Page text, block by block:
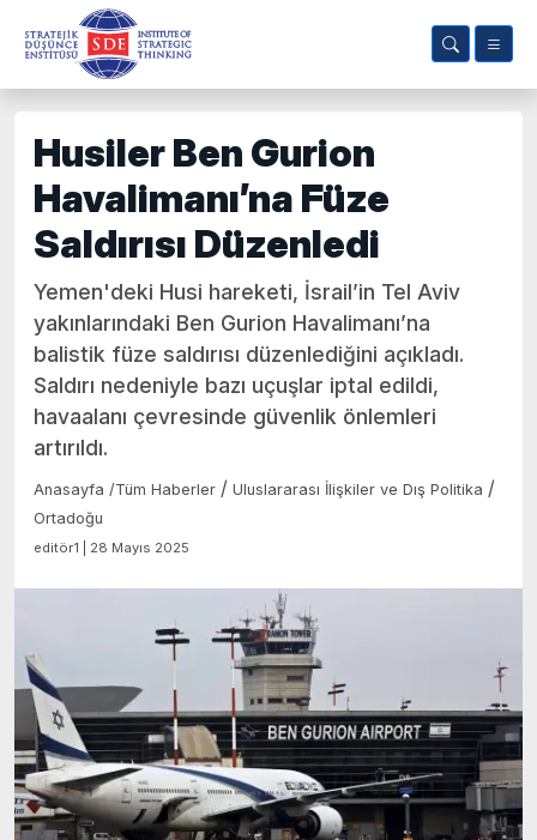
Husiler Ben Gurion
Havalimanı’na Füze
Saldırısı Düzenledi
Yemen'deki Husi hareketi, İsrail’in Tel Aviv
yakınlarındaki Ben Gurion Havalimanı’na
balistik füze saldırısı düzenlediğini açıkladı.
Saldırı nedeniyle bazı uçuşlar iptal edildi,
havaalanı çevresinde güvenlik önlemleri
artırıldı.
Anasayfa /Tüm Haberler / Uluslararası İlişkiler ve Dış Politika /
Ortadoğu
editör1 | 28 Mayıs 2025